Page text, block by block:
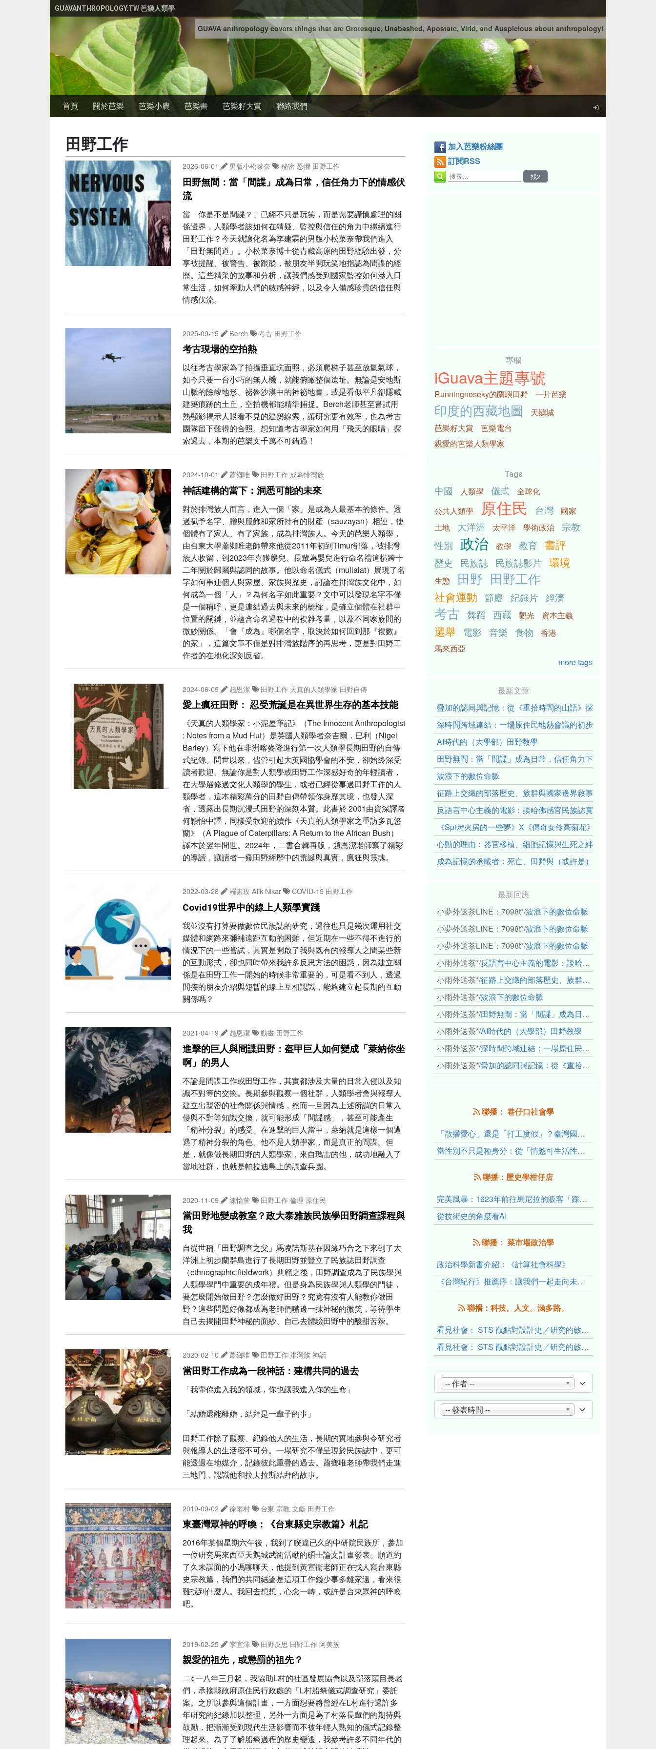
GUAVANTHROPOLOGY.TW 芭樂人類學
GUAVA anthropology covers things that are Grotesque, Unabashed, Apostate, Virid, and Auspicious about anthropology!
首頁 關於芭樂 芭樂小農 芭樂書 芭樂籽大賞 聯絡我們
田野工作
2026-06-01 男版小松菜奈 秘密恐懼 田野工作
田野無間：當「間諜」成為日常，信任角力下的情感伏
流
當「你是不是間諜？」已經不只是玩笑，而是需要謹慎處理的關
係邊界，人類學者該如何在猜疑、監控與信任的角力中繼續進行
田野工作？今天就讓化名為李建霖的男版小松菜奈帶我們進入
「田野無間道」。小松菜奈博士從青藏高原的田野經驗出發，分
享被提醒、被警告、被跟蹤，被朋友半開玩笑地指認為間諜的經
歷。這些精采的故事和分析，讓我們感受到國家監控如何滲入日
常生活，如何牽動人們的敏感神經，以及令人備感珍貴的信任與
情感伏流。
2025-09-15 Berch 考古 田野工作
考古現場的空拍熱
以往考古學家為了拍攝垂直坑面照，必須爬梯子甚至放氫氣球，
如今只要一台小巧的無人機，就能俯瞰整個遺址。無論是安地斯
山脈的險峻地形、祕魯沙漠中的神祕地畫，或是看似平凡卻隱藏
建築痕跡的土丘，空拍機都能精準捕捉。Berch老師甚至嘗試用
熱顯影揭示人眼看不見的建築線索，讓研究更有效率，也為考古
團隊留下難得的合照。想知道考古學家如何用「飛天的眼睛」探
索過去，本期的芭樂文千萬不可錯過！
2024-10-01 蕭鄉唯 田野工作 成為排灣族
神話建構的當下：洞悉可能的未來
對於排灣族人而言，進入一個「家」是成為人最基本的條件。透
過賦予名字、贈與服飾和家所持有的財產（sauzayan）相連，使
個體有了家人、有了家族，成為排灣族人。今天的芭樂人類學，
由台東大學蕭鄉唯老師帶來他從2011年初到Timur部落，被排灣
族人收留，到2023年喜獲麟兒、長輩為嬰兒進行命名禮這橫跨十
二年關於歸屬與認同的故事。他以命名儀式（mulialat）展現了名
字如何串連個人與家屋、家族與歷史，討論在排灣族文化中，如
何成為一個「人」？為何名字如此重要？文中可以發現名字不僅
是一個稱呼，更是連結過去與未來的橋樑，是確立個體在社群中
位置的關鍵，並蘊含命名過程中的複雜考量，以及不同家族間的
微妙關係。「會『成為』哪個名字，取決於如何回到那『複數』
的家」，這篇文章不僅是對排灣族階序的再思考，更是對田野工
作者的在地化深刻反省。
2024-06-09 趙恩潔 田野工作 天真的人類學家 田野自傳
愛上瘋狂田野： 忍受荒誕是在異世界生存的基本技能
《天真的人類學家：小泥屋筆記》（The Innocent Anthropologist
: Notes from a Mud Hut）是英國人類學者奈吉爾．巴利（Nigel
Barley）寫下他在非洲喀麥隆進行第一次人類學長期田野的自傳
式紀錄。問世以來，儘管引起大英國協學會的不安，卻始終深受
讀者歡迎。無論你是對人類學或田野工作深感好奇的年輕讀者，
在大學選修過文化人類學的學生，或者已經從事過田野工作的人
類學者，這本精彩萬分的田野自傳帶領你身歷其境，也發人深
省，透露出長期沉浸式田野的深刻本質。此書於 2001由資深譯者
何穎怡中譯，同樣受歡迎的續作《天真的人類學家之重訪多瓦悠
蘭》（A Plague of Caterpillars: A Return to the African Bush）
譯本於翌年問世。2024年，二書合輯再版，趙恩潔老師寫了精彩
的導讀，讓讀者一窺田野經歷中的荒誕與真實，瘋狂與靈魂。
2022-03-28 羅素玫 Alik Nikar COVID-19 田野工作
Covid19世界中的線上人類學實踐
我並沒有打算要做數位民族誌的研究，過往也只是幾次運用社交
媒體和網路來彌補遠距互動的困難，但近期在一些不得不進行的
情況下的一些嘗試，其實是開啟了我與既有的報導人之間某些新
的互動形式，卻也同時帶來我許多反思方法的困惑，因為建立關
係是在田野工作一開始的時候非常重要的，可是看不到人，透過
間接的朋友介紹與短暫的線上互相認識，能夠建立起長期的互動
關係嗎？
2021-04-19 趙恩潔 動畫 田野工作
進擊的巨人與間諜田野：盔甲巨人如何變成「萊納你坐
啊」的男人
不論是間諜工作或田野工作，其實都涉及大量的日常入侵以及知
識不對等的交換。長期參與觀察一個社群，人類學者會與報導人
建立出親密的社會關係與情感，然而一旦因為上述所謂的日常入
侵與不對等知識交換，就可能形成「間諜感」，甚至可能產生
「精神分裂」的感受。在進擊的巨人當中，萊納就是這樣一個遭
遇了精神分裂的角色。他不是人類學家，而是真正的間諜。但
是，就像做長期田野的人類學家，來自瑪雷的他，成功地融入了
當地社群，也就是帕拉迪島上的調查兵團。
2020-11-09 陳怡萱 田野工作倫理 原住民
當田野地變成教室？政大泰雅族民族學田野調查課程與
我
自從世稱「田野調查之父」馬凌諾斯基在因緣巧合之下來到了大
洋洲上初步蘭群島進行了長期田野並豎立了民族誌田野調查
（ethnographic fieldwork）典範之後，田野調查成為了民族學與
人類學學門中重要的成年禮。但是身為民族學與人類學的門徒，
要怎麼開始做田野？怎麼做好田野？究竟有沒有人能教你做田
野？這些問題好像都成為老師們嘴邊一抹神秘的微笑，等待學生
自己去揭開田野神秘的面紗、自己去體驗田野中的酸甜苦辣。
2020-02-10 蕭鄉唯 田野工作排灣族神話
當田野工作成為一段神話：建構共同的過去
「我帶你進入我的領域，你也讓我進入你的生命」
「結婚還能離婚，結拜是一輩子的事」
田野工作除了觀察、紀錄他人的生活，長期的實地參與令研究者
與報導人的生活密不可分。一場研究不僅呈現於民族誌中，更可
能透過在地媒介，記錄彼此重疊的過去。蕭鄉唯老師帶我們走進
三地門，認識他和拉夫拉斯結拜的故事。
2019-09-02 徐雨村 台東 宗教 文獻 田野工作
東臺灣眾神的呼喚：《台東縣史宗教篇》札記
2016年某個星期六午後，我到了睽違已久的中研院民族所，參加
一位研究馬來西亞天鵝城武術活動的碩士論文計畫發表。順道約
了久未謀面的小馮聊聊天，他提到黃宣衛老師正在找人寫台東縣
史宗教篇，我們的共同結論是這項工作錢少事多離家遠，看來很
難找到什麼人。我回去想想，心念一轉，或許是台東眾神的呼喚
吧。
2019-02-25 李宜澤 田野反思 田野工作阿美族
親愛的祖先，或懲罰的祖先？
二○一八年三月起，我協助L村的社區發展協會以及部落頭目長老
們，承接縣政府原住民行政處的「L村船祭儀式調查研究」委託
案。之所以參與這個計畫，一方面想要將曾經在L村進行過許多
年研究的紀錄加以整理，另外一方面是為了村落長輩們的期待與
鼓勵，把漸漸受到現代生活影響而不被年輕人熟知的儀式記錄整
理起來。為了了解船祭過程的歷史變遷，我參考許多不同年代的
加入芭樂粉絲團
訂閱RSS
專欄
iGuava主題專號
Runningnoseky的蘭嶼田野 一片芭樂
印度的西藏地圖
天鵝城
芭樂籽大賞
芭樂電台
親愛的芭樂人類學家
Tags
中國 人類學 儀式
全球化
公共人類學
原住民 台灣
國家
土地
大洋洲 太平洋 學術政治
宗教
性別 政治 教學 教育 書評
歷史 民族誌 民族誌影片 環境
生態 田野 田野工作
社會運動 節慶 紀錄片 經濟
考古 舞蹈 西藏 觀光 資本主義
選舉 電影 音樂 食物
香港
馬來西亞
more tags
最新文章
疊加的認同與記憶：從《重拾時間的山語》探討「我們的」立
深時間跨域連結：一場原住民地熱會議的初步觀察
AI時代的（大學部）田野教學
田野無間：當「間諜」成為日常，信任角力下的情感伏流
波浪下的數位命脈
征路上交織的部落歷史、族群與國家邊界敘事： 《路有多長》
反語言中心主義的電影：談哈佛感官民族誌實驗室
《Spi烤火房的一些夢》X《傳奇女伶高菊花》： 透過紀錄片
心動的理由：器官移植、細胞記憶與生死之絆
成為記憶的承載者：死亡、田野與（或許是）人類學的成年禮
最新回應
小夢外送茶LINE：7098t*/波浪下的數位命脈
小夢外送茶LINE：7098t*/波浪下的數位命脈
小夢外送茶LINE：7098t*/波浪下的數位命脈
小雨外送茶*/反語言中心主義的電影：談哈佛感官民族誌實驗室
小雨外送茶*/征路上交織的部落歷史、族群與國家邊界敘事： 《路有多長》、《高砂的翅膀》、《檔案／李光輝》
小雨外送茶*/波浪下的數位命脈
小雨外送茶*/田野無間：當「間諜」成為日常，信任角力下的情感伏流
小雨外送茶*/AI時代的（大學部）田野教學
小雨外送茶*/深時間跨域連結：一場原住民地熱會議的初步觀察
小雨外送茶*/疊加的認同與記憶：從《重拾時間的山語》探討「我們的」立場性(positionality)
聯播： 巷仔口社會學
「散播愛心」還是「打工度假」？臺灣國內與跨國捐卵的利他修辭、金錢動機與身體代價
當性別不只是種身分：從「情慾可生活性」理解跨性別者的身體、慾望與認同探索
聯播：歷史學柑仔店
完美風暴：1623年前往馬尼拉的販客「踩線團」怎麼會困死於澎湖?
從技術史的角度看AI
聯播： 菜市場政治學
政治科學新書介紹：《計算社會科學》
《台灣紀行》推薦序：讓我們一起走向未來文明的備忘錄
聯播：科技。人文。涵多路。
看見社會： STS 觀點對設計史／研究的啟發與反思（下）
看見社會： STS 觀點對設計史／研究的啟發與反思（上）
-- 作者 --
-- 發表時間 --